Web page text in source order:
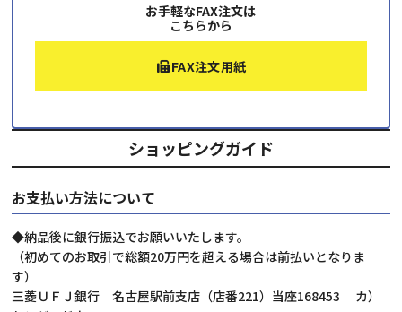
お手軽なFAX注文は
こちらから
FAX注文用紙
ショッピングガイド
お支払い方法について
◆納品後に銀行振込でお願いいたします。
（初めてのお取引で総額20万円を超える場合は前払いとなりま
す）
三菱ＵＦＪ銀行 名古屋駅前支店（店番221）当座168453 カ）